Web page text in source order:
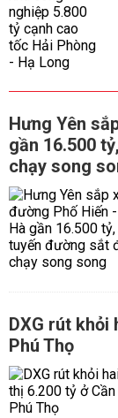
Hưng Yên
gần 16.500
chạy song
DXG rút khỏi
Phú Thọ